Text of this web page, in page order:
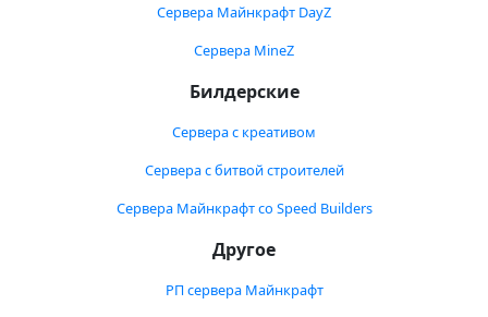
Сервера Майнкрафт DayZ
Сервера MineZ
Билдерские
Сервера с креативом
Сервера с битвой строителей
Сервера Майнкрафт со Speed Builders
Другое
РП сервера Майнкрафт